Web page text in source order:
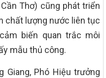
Thơ) cũng phát triển
chất lượng nước liên tục
biến quan trắc môi
mẫu thủ công.
Giang, Phó Hiệu trưởng